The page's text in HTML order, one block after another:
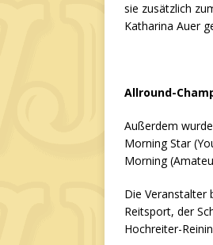
sie zusätzlich
Katharina Auer
Allround-
Außerdem
Morning Star
Morning
Die Veranstalter
Reitsport, der
Hochreiter-